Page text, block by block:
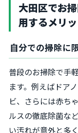
大田区でお
用するメリ
自分での掃除に
普段のお掃除で手
ます。例えばドア
ビ、さらには赤ち
ルスの徹底除菌な
い汚れが意外と多